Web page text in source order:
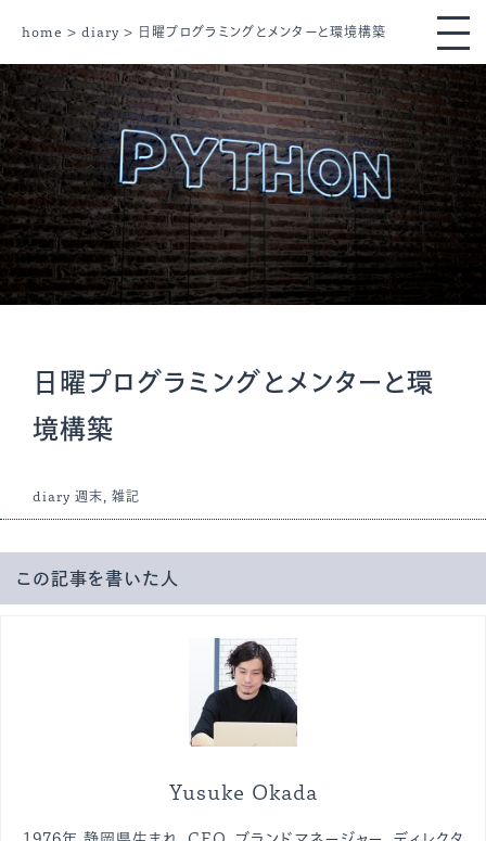
home > diary > 日曜プログラミングとメンターと環境構築
日曜プログラミングとメンターと環
境構築
diary 週末 雑記
この記事を書いた人
Yusuke Okada